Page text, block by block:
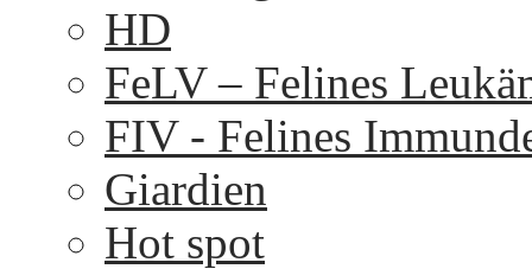
HD
FeLV – Felines
FIV - Felines
Giardien
Hot spot